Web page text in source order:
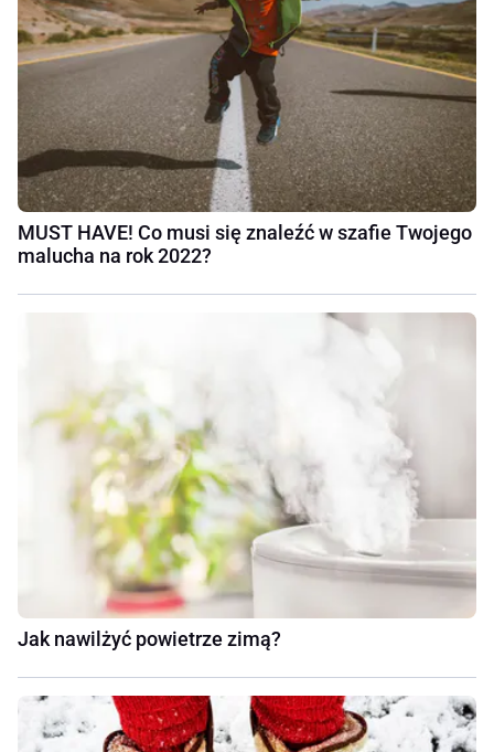
MUST HAVE! Co musi się znaleźć w szafie Twojego
malucha na rok 2022?
Jak nawilżyć powietrze zimą?